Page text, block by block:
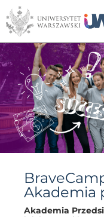
Akademia
Akademia